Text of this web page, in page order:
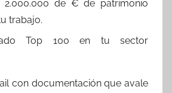
2.000.000 de € de patrimonio
trabajo.
Top 100 en tu sector
con documentación que avale